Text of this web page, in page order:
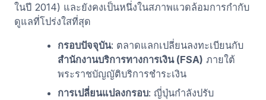
ในปี 2014) และยังคงเป็นหนึ่งในสภาพแวดล้อมการกำกับ
ดูแลที่โปร่งใสที่สุด
กรอบปัจจุบัน: ตลาดแลกเปลี่ยนลงทะเบียนกับ
สำนักงานบริการทางการเงิน (FSA) ภายใต้
พระราชบัญญัติบริการชำระเงิน
การเปลี่ยนแปลงกรอบ: ญี่ปุ่นกำลังปรับ